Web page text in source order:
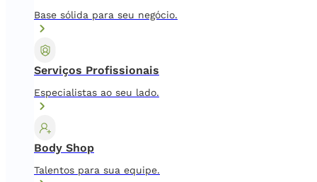
Base sólida para seu negócio.
Serviços Profissionais
Especialistas ao seu lado.
Body Shop
Talentos para sua equipe.